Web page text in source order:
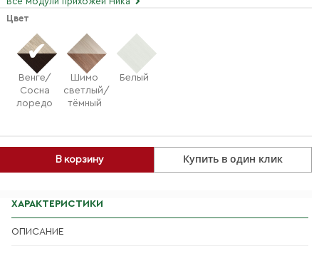
В корзину Купить в один клик
Цвет
Венге/
Сосна
лоредо
Шимо
светлый/
тёмный
Белый
ХАРАКТЕРИСТИКИ
ОПИСАНИЕ